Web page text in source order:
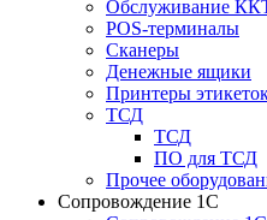
Обслуживание
POS-терминалы
Сканеры
Денежные ящики
Принтеры
ТСД
ТСД
ПО для ТСД
Прочее
Сопровождение 1С